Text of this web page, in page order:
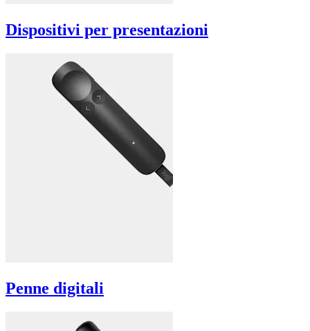
Dispositivi per presentazioni
Penne digitali